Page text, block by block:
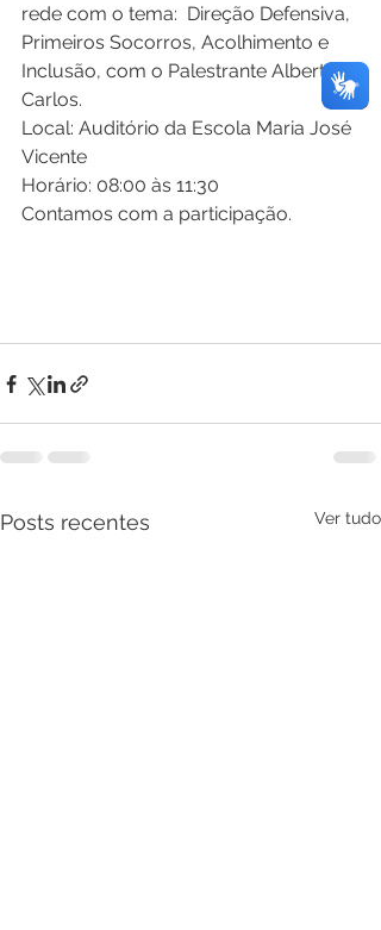
rede com o tema:  Direção Defensiva,
Primeiros Socorros, Acolhimento e
Inclusão, com o Palestrante Alberto
Carlos.
Local: Auditório da Escola Maria José
Vicente
Horário: 08:00 às 11:30
Contamos com a participação.
Posts recentes Ver tudo